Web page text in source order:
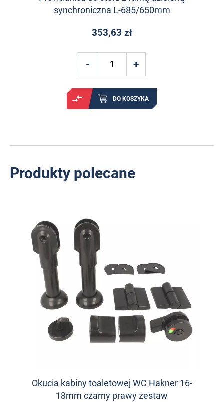
synchroniczna L-685/650mm
353,63 zł
DO KOSZYKA
Produkty polecane
Okucia kabiny toaletowej WC Hakner 16-
18mm czarny prawy zestaw